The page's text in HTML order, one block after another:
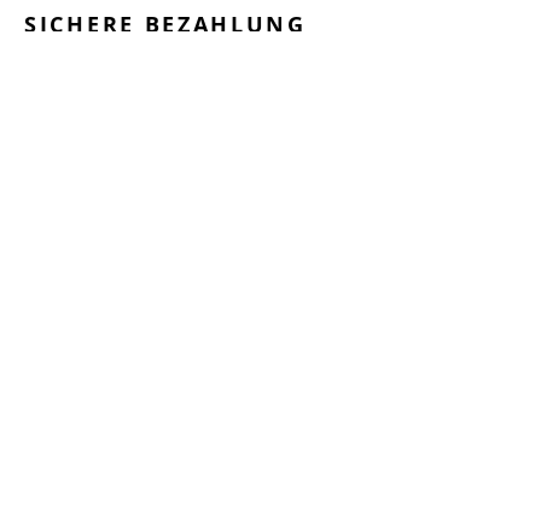
SICHERE BEZAHLUNG